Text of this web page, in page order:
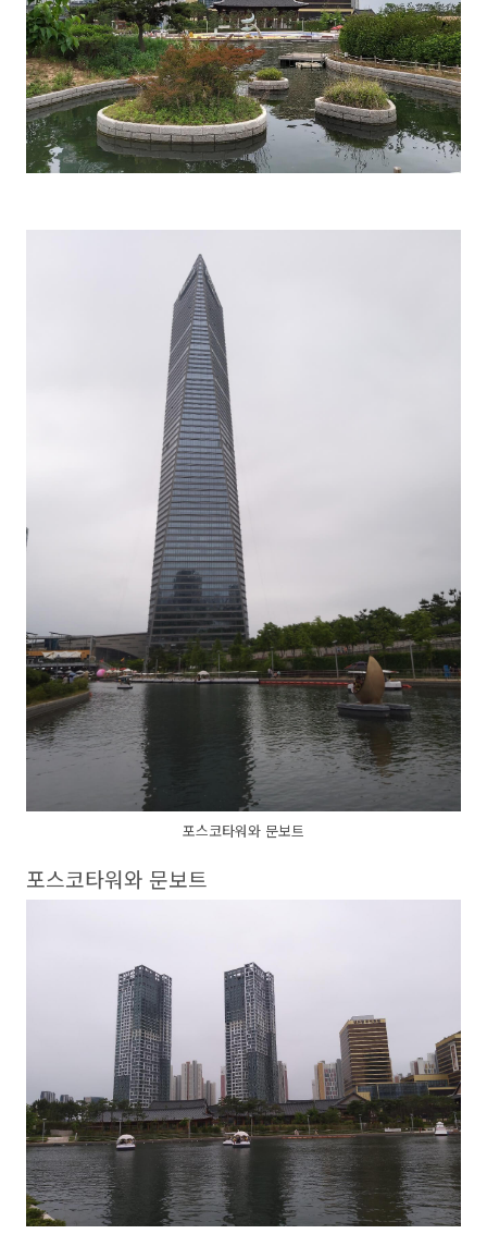
포스코타워와 문보트
포스코타워와 문보트